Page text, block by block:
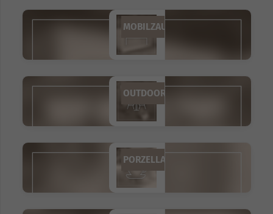
MOBILZAUN
OUTDOORMÖBEL
PORZELLAN